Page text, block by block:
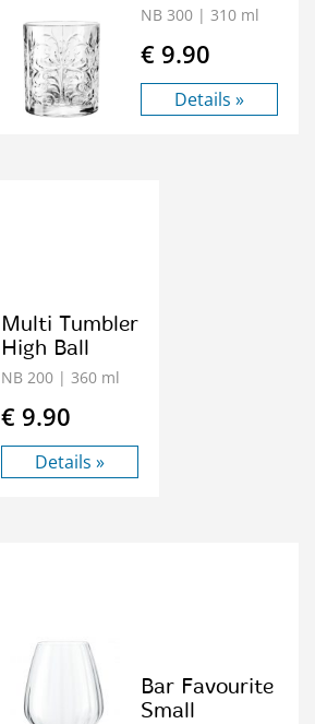
NB 300 | 310 ml
€ 9.90
Details »
Multi Tumbler
High Ball
NB 200 | 360 ml
€ 9.90
Details »
Bar Favourite
Small